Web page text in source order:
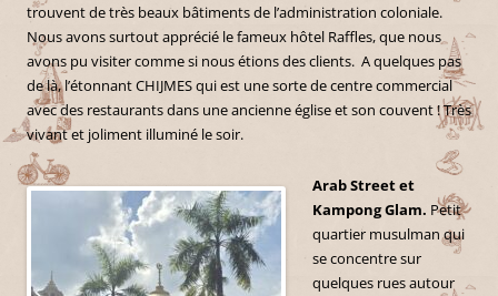
trouvent de très beaux bâtiments de l’administration coloniale.
Nous avons surtout apprécié le fameux hôtel Raffles, que nous
avons pu visiter comme si nous étions des clients. A quelques pas
de là, l’étonnant CHIJMES qui est une sorte de centre commercial
avec des restaurants dans une ancienne église et son couvent ! Très
vivant et joliment illuminé le soir.
Arab Street et
Kampong Glam. Petit
quartier musulman qui
se concentre sur
quelques rues autour